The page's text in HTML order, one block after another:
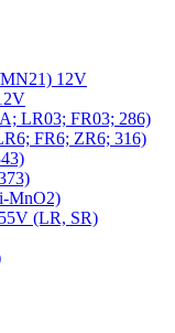
12V
LR03; FR03; 286)
FR6; ZR6; 316)
MnO2)
(LR, SR)